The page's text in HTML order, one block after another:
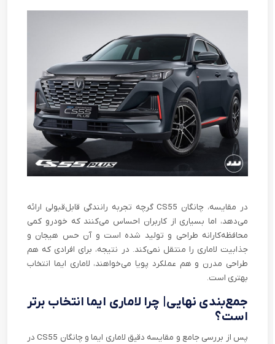
در مقایسه، چانگان CS55 گرچه تجربه رانندگی قابل‌قبولی ارائه
می‌دهد، اما بسیاری از کاربران احساس می‌کنند که خودرو کمی
محافظه‌کارانه طراحی و تولید شده است و آن حس هیجان و
جذابیت لاماری را منتقل نمی‌کند. در نتیجه، برای افرادی که هم
طراحی مدرن و هم عملکرد پویا می‌خواهند، لاماری ایما انتخاب
بهتری است.
جمع‌بندی نهایی| چرا لاماری ایما انتخاب برتر
است؟
پس از بررسی جامع و مقایسه دقیق لاماری ایما و چانگان CS55 در